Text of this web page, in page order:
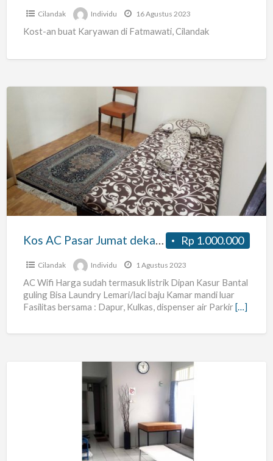
Cilandak Individu 16 Agustus 2023
Kost-an buat Karyawan di Fatmawati, Cilandak
Pasar
Jumat
dekat
MRT
Lebak
tinggal
kamar
Rp 1.000.000
Kos AC Pasar Jumat dekat MRT Lebak Bulus tinggal 1 kamar
Cilandak Individu 1 Agustus 2023
AC Wifi Harga sudah termasuk listrik Dipan Kasur Bantal
guling Bisa Laundry Lemari/laci baju Kamar mandi luar
Fasilitas bersama : Dapur, Kulkas, dispenser air Parkir […]